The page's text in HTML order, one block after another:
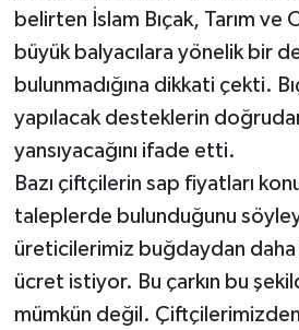
belirten İslam Bıçak, Tarım ve
büyük balyacılara yönelik bir
bulunmadığına dikkati çekti.
yapılacak desteklerin
yansıyacağını ifade etti.
Bazı çiftçilerin sap fiyatları
taleplerde bulunduğunu
üreticilerimiz buğdaydan daha
ücret istiyor. Bu çarkın bu
mümkün değil.